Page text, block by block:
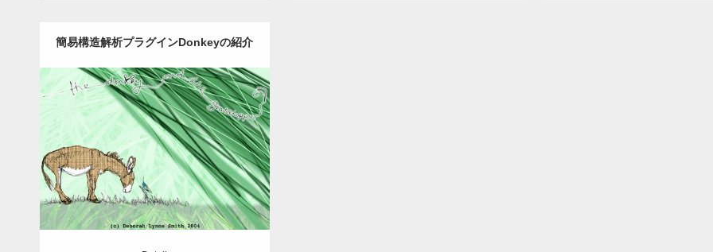
簡易構造解析プラグインDonkeyの紹介
Update:2018.09.24
Category:
Grasshopper Rhinoceros ア
ドイン 構造解析
Detail